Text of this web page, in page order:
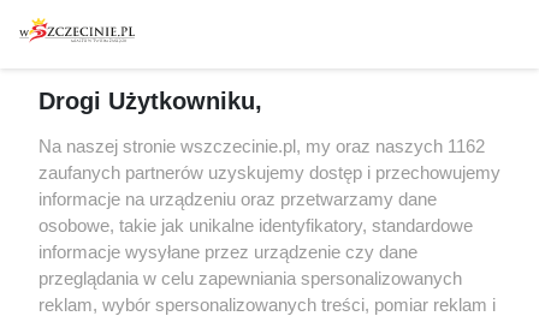
Spacery i oprowadzania
targi
Wernisaże
Więcej
Specjalny koncert z okazji
20. urodzin portalu
wSzczecinie.pl
Regulamin konkursów
śniadaniówka "Hej
Szczecin! Jest piątek!"
Drogi Użytkowniku,
Na naszej stronie wszczecinie.pl, my oraz naszych 1162
zaufanych partnerów uzyskujemy dostęp i przechowujemy
informacje na urządzeniu oraz przetwarzamy dane
osobowe, takie jak unikalne identyfikatory, standardowe
informacje wysyłane przez urządzenie czy dane
przeglądania w celu zapewniania spersonalizowanych
reklam, wybór spersonalizowanych treści, pomiar reklam i